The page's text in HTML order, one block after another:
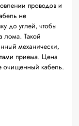
проводов и
не
до углей, чтобы
лома. Такой
механически,
приема. Цена
очищенный кабель.